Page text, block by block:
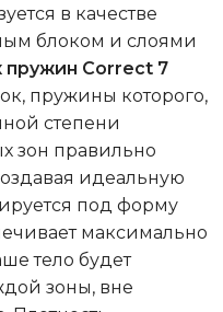
в качестве
блоком и слоями
пружин Correct 7
пружины которого,
степени
зон правильно
идеальную
под форму
максимально
тело будет
зоны, вне